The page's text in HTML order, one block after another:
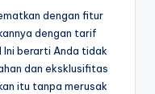
dengan fitur
dengan tarif
berarti Anda tidak
dan eksklusifitas
itu tanpa merusak